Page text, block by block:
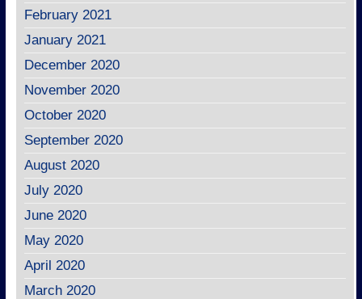
February 2021
January 2021
December 2020
November 2020
October 2020
September 2020
August 2020
July 2020
June 2020
May 2020
April 2020
March 2020